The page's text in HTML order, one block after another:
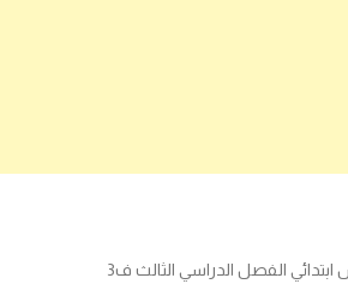
ابتدائي الفصل الدراسي الثالث ف3